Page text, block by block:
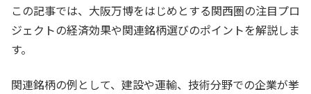
この記事では、大阪万博をはじめとする関西圏の注目プロ
ジェクトの経済効果や関連銘柄選びのポイントを解説しま
す。
関連銘柄の例として、建設や運輸、技術分野での企業が挙